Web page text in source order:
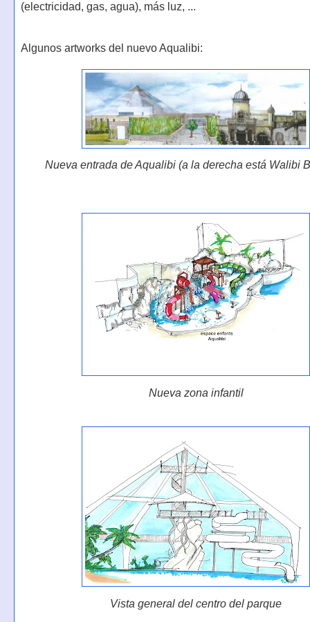
(electricidad, gas, agua), más luz, ...
Algunos artworks del nuevo Aqualibi:
Nueva entrada de Aqualibi (a la derecha está Walibi
Nueva zona infantil
Vista general del centro del parque